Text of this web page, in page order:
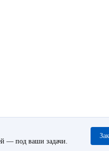
— под ваши задачи.